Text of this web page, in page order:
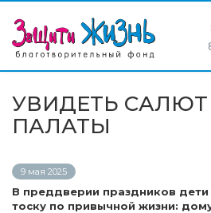
УВИДЕТЬ
ПАЛАТЫ
9 мая 2025
В преддверии праздников
тоску по привычной жизни: